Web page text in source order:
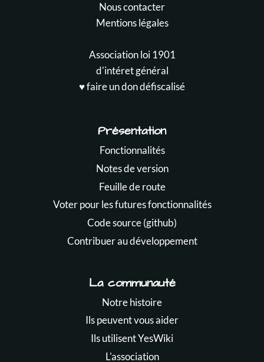
Nous contacter
Mentions légales
Association loi 1901
d'intéret général
♥️ faire un don défiscalisé
Présentation
Fonctionnalités
Notes de version
Feuille de route
Voter pour les futures fonctionnalités
Code source (github)
Contribuer au développement
La communauté
Notre histoire
Ils peuvent vous aider
Ils utilisent YesWiki
L'association